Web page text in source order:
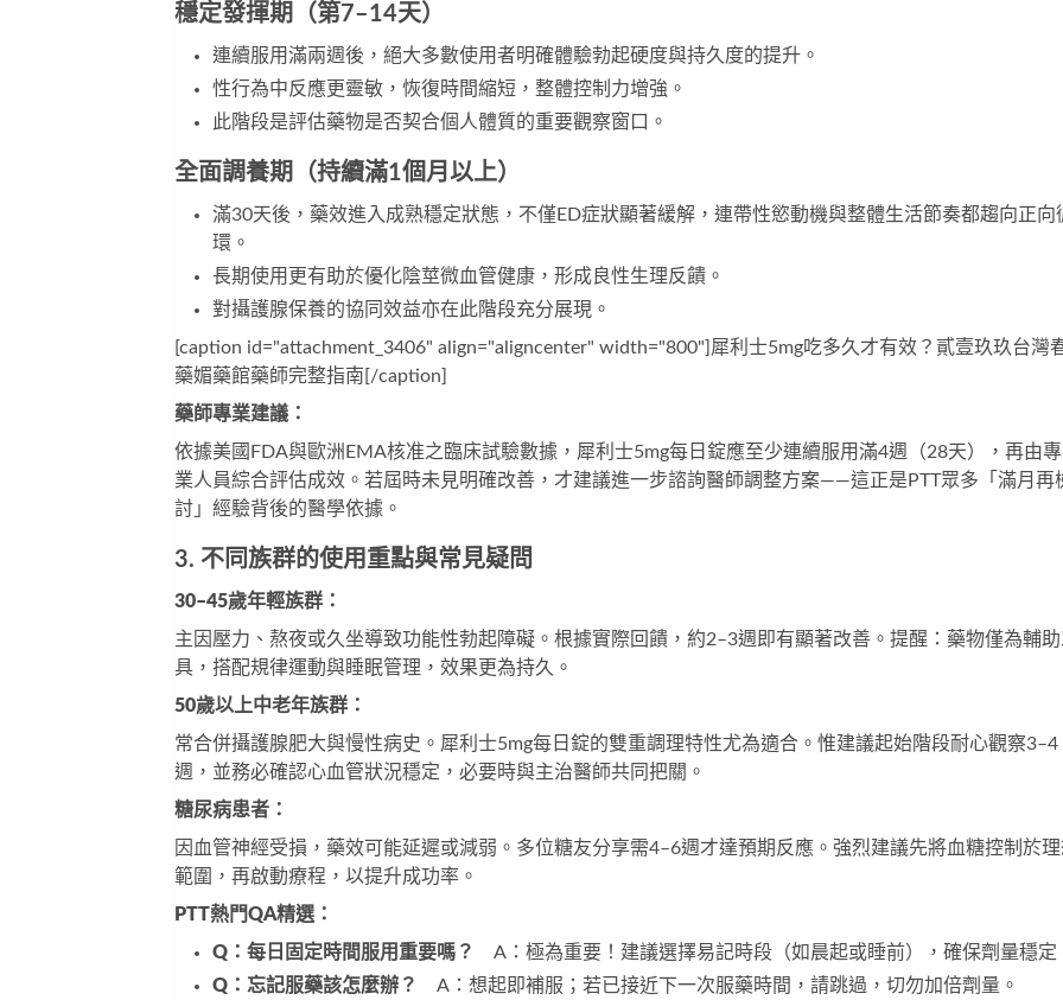
穩定發揮期（第7–14天）
連續服用滿兩週後，絕大多數使用者明確體驗勃起硬度與持久度的提升。
性行為中反應更靈敏，恢復時間縮短，整體控制力增強。
此階段是評估藥物是否契合個人體質的重要觀察窗口。
全面調養期（持續滿1個月以上）
滿30天後，藥效進入成熟穩定狀態，不僅ED症狀顯著緩解，連帶性慾動機與整體生活節奏都趨向正向
環。
長期使用更有助於優化陰莖微血管健康，形成良性生理反饋。
對攝護腺保養的協同效益亦在此階段充分展現。
[caption id="attachment_3406" align="aligncenter" width="800"]犀利士5mg吃多久才有效？貳壹玖玖台灣
藥媚藥館藥師完整指南[/caption]
藥師專業建議：
依據美國FDA與歐洲EMA核准之臨床試驗數據， 犀利士5mg每日錠應至少連續服用滿4週（28天），再由專
業人員綜合評估成效。若屆時未見明確改善，才建議進一步諮詢醫師調整方案——這正是PTT眾多「滿月再
討」經驗背後的醫學依據。
3. 不同族群的使用重點與常見疑問
30–45歲年輕族群：
主因壓力、熬夜或久坐導致功能性勃起障礙。根據實際回饋，約2–3週即有顯著改善。提醒：藥物僅為輔
具，搭配規律運動與睡眠管理，效果更為持久。
50歲以上中老年族群：
常合併攝護腺肥大與慢性病史。 犀利士5mg每日錠的雙重調理特性尤為適合。惟建議起始階段耐心觀察3–4
週，並務必確認心血管狀況穩定，必要時與主治醫師共同把關。
糖尿病患者：
因血管神經受損，藥效可能延遲或減弱。多位糖友分享需4–6週才達預期反應。強烈建議先將血糖控制於
範圍，再啟動療程，以提升成功率。
PTT熱門QA精選：
Q：每日固定時間服用重要嗎？
A：極為重要！建議選擇易記時段（如晨起或睡前），確保劑量穩定
Q：忘記服藥該怎麼辦？
A：想起即補服；若已接近下一次服藥時間，請跳過，切勿加倍劑量。